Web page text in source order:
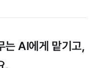
는 AI에게 맡기고,